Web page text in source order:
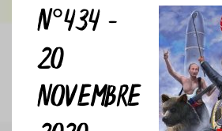
N°434 –
20
NOVEMBRE